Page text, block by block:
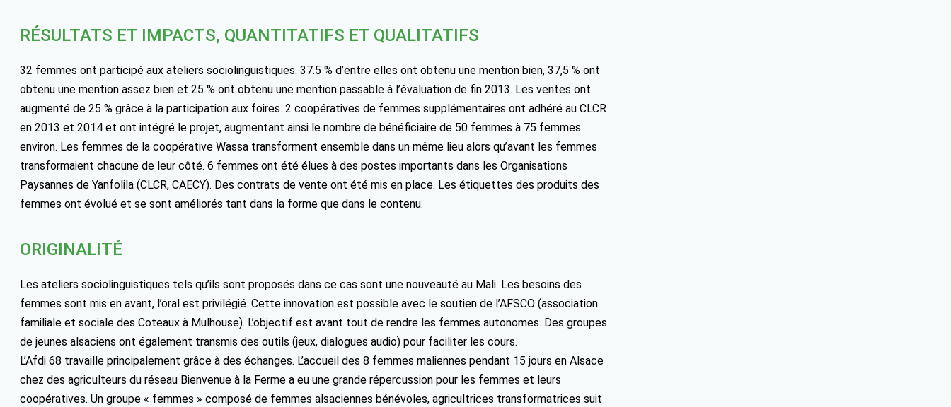
RÉSULTATS ET IMPACTS, QUANTITATIFS ET QUALITATIFS
32 femmes ont participé aux ateliers sociolinguistiques. 37.5 % d’entre elles ont obtenu une mention bien, 37,5 % ont
obtenu une mention assez bien et 25 % ont obtenu une mention passable à l’évaluation de fin 2013. Les ventes ont
augmenté de 25 % grâce à la participation aux foires. 2 coopératives de femmes supplémentaires ont adhéré au CLCR
en 2013 et 2014 et ont intégré le projet, augmentant ainsi le nombre de bénéficiaire de 50 femmes à 75 femmes
environ. Les femmes de la coopérative Wassa transforment ensemble dans un même lieu alors qu’avant les femmes
transformaient chacune de leur côté. 6 femmes ont été élues à des postes importants dans les Organisations
Paysannes de Yanfolila (CLCR, CAECY). Des contrats de vente ont été mis en place. Les étiquettes des produits des
femmes ont évolué et se sont améliorés tant dans la forme que dans le contenu.
ORIGINALITÉ
Les ateliers sociolinguistiques tels qu’ils sont proposés dans ce cas sont une nouveauté au Mali. Les besoins des
femmes sont mis en avant, l’oral est privilégié. Cette innovation est possible avec le soutien de l’AFSCO (association
familiale et sociale des Coteaux à Mulhouse). L’objectif est avant tout de rendre les femmes autonomes. Des groupes
de jeunes alsaciens ont également transmis des outils (jeux, dialogues audio) pour faciliter les cours.
L’Afdi 68 travaille principalement grâce à des échanges. L’accueil des 8 femmes maliennes pendant 15 jours en Alsace
chez des agriculteurs du réseau Bienvenue à la Ferme a eu une grande répercussion pour les femmes et leurs
coopératives. Un groupe « femmes » composé de femmes alsaciennes bénévoles, agricultrices transformatrices suit